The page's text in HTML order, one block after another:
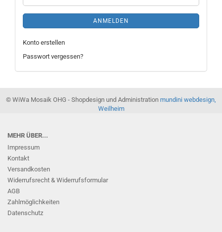
ANMELDEN
Konto erstellen
Passwort vergessen?
© WiWa Mosaik OHG - Shopdesign und Administration mundini webdesign,
Weilheim
MEHR ÜBER...
Impressum
Kontakt
Versandkosten
Widerrufsrecht & Widerrufsformular
AGB
Zahlmöglichkeiten
Datenschutz